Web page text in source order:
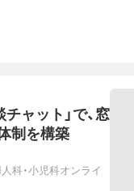
ャット」で、窓
制を構築
科・小児科オンライ